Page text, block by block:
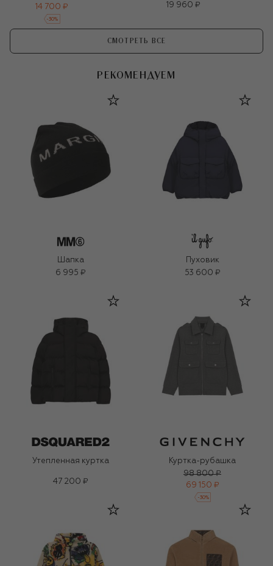
14 700 ₽
-30%
19 960 ₽
СМОТРЕТЬ ВСЕ
РЕКОМЕНДУЕМ
Шапка
6 995 ₽
Пуховик
53 600 ₽
Утепленная куртка
47 200 ₽
Куртка-рубашка
98 800 ₽
69 150 ₽
-30%